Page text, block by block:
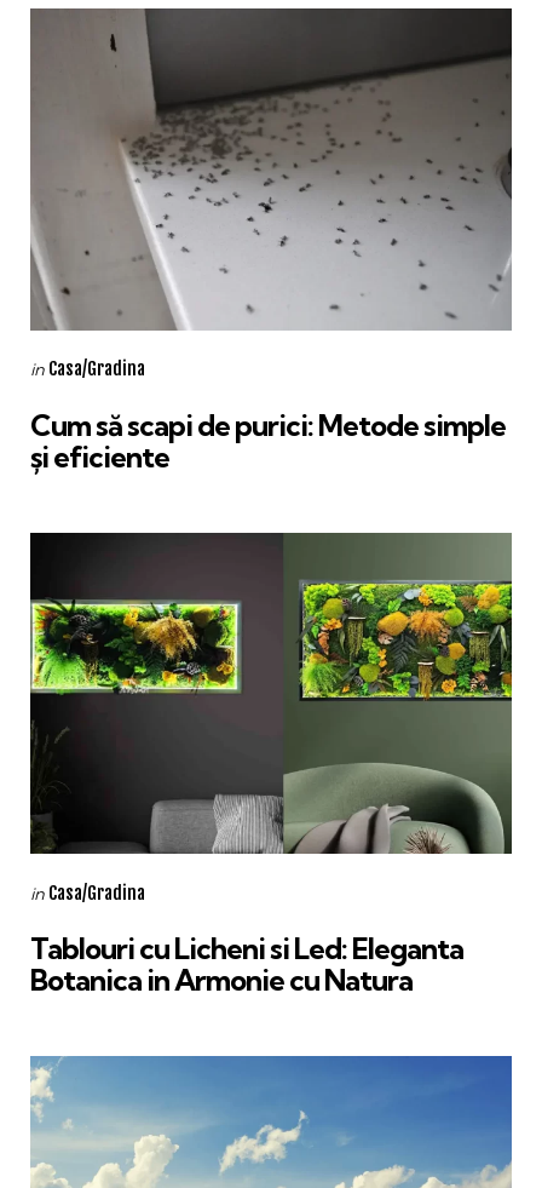
Categories
Posted
in Casa/Gradina
Cum să scapi de purici: Metode simple
și eficiente
Categories
Posted
in Casa/Gradina
Tablouri cu Licheni si Led: Eleganta
Botanica in Armonie cu Natura